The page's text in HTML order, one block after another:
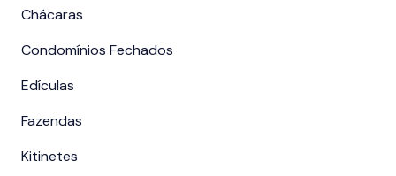
Chácaras
Condomínios Fechados
Edículas
Fazendas
Kitinetes